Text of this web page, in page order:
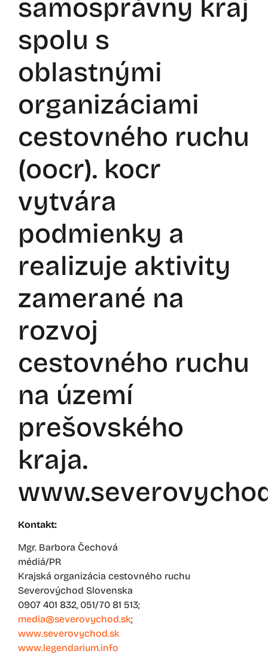
samosprávny kraj
spolu s
oblastnými
organizáciami
cestovného ruchu
(oocr). kocr
vytvára
podmienky a
realizuje aktivity
zamerané na
rozvoj
cestovného ruchu
na území
prešovského
kraja.
Kontakt:
Mgr. Barbora Čechová
médiá/PR
Krajská organizácia cestovného ruchu
Severovýchod Slovenska
0907 401 832, 051/70 81 513;
media@severovychod.sk;
www.severovychod.sk
www.legendarium.info